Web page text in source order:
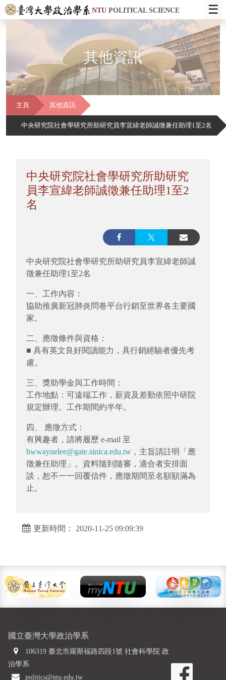
NTUPOLITICAL SCIENCE ☰
其他資訊
主頁 其他資訊
中央研究院社會學研究所助研究員李宣緯老師誠徵兼任助理1至2名
中央研究院社會學研究所助研究
員李宣緯老師誠徵兼任助理1至2
名
中央研究院社會學研究所助研究員李宣緯老師誠
徵兼任助理1至2名
一、工作內容：
協助推廣新冠肺炎問卷平台行銷至世界各主要國
家。
二、應徵條件與資格：
■ 具有英文良好閱讀能力，具行銷經驗者優先考
慮。
三、獎助學金與工作時間：
工作地點：可遠端工作，薪資及差勤依照中研院
規定辦理。工作期間約半年。
四、 應徵方式：
有興趣者，請將履歷 e-mail 至
hwwaynelee@gate.sinica.edu.tw ，主旨請註明「應
徵兼任助理」。資料隨到隨審，適合者安排面
談，恕不一一回覆信件，應徵期間至名額額滿為
止。
更新時間： 2020-11-25 09:09:39
國立臺灣大學政治學系
106319 臺北市羅斯福路四段1號 社會科學院 政
治學系
politics@ntu.edu.tw